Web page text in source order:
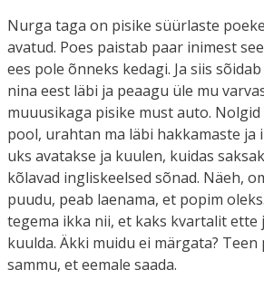
Nurga taga on pisike süürlaste
avatud. Poes paistab paar inimest
ees pole õnneks kedagi. Ja siis
nina eest läbi ja peaagu üle mu
muuusikaga pisike must auto.
pool, urahtan ma läbi hakkamaste ja
uks avatakse ja kuulen, kuidas
kõlavad ingliskeelsed sõnad. Näeh,
puudu, peab laenama, et popim
tegema ikka nii, et kaks kvartalit ette
kuulda. Äkki muidu ei märgata?
sammu, et eemale saada.